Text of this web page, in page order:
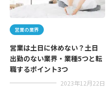
営業の業界
営業は土日に休めない？土日
出勤のない業界・業種5つと転
職するポイント3つ
2023年12月22日